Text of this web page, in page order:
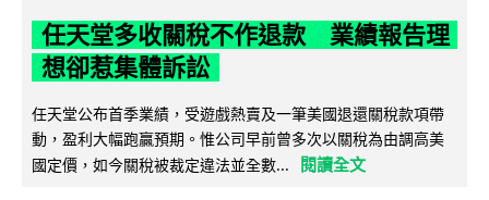
任天堂多收關稅不作退款 業績報告理
想卻惹集體訴訟
任天堂公布首季業績，受遊戲熱賣及一筆美國退還關稅款項帶
動，盈利大幅跑贏預期。惟公司早前曾多次以關稅為由調高美
國定價，如今關稅被裁定違法並全數...
閱讀全文